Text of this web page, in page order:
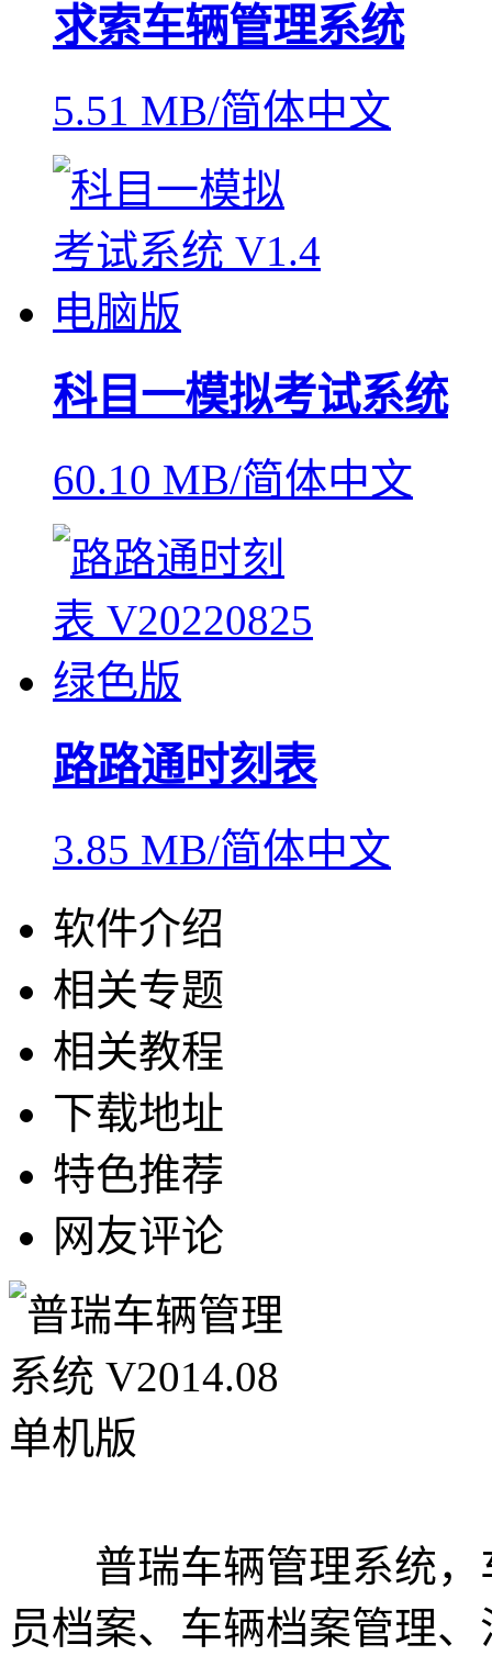
求索车辆管理系统
5.51 MB/简体中文
科目一模拟考试系统
60.10 MB/简体中文
路路通时刻表
3.85 MB/简体中文
软件介绍
相关专题
相关教程
下载地址
特色推荐
网友评论
普瑞车辆管理系统，
员档案、车辆档案管理